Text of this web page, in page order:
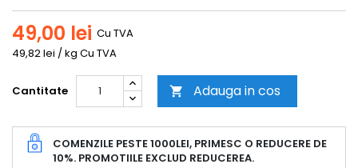
49,00 lei Cu TVA
49,82 lei / kg Cu TVA
Cantitate  Adauga in cos
COMENZILE PESTE 1000LEI, PRIMESC O REDUCERE DE
10%. PROMOTIILE EXCLUD REDUCEREA.